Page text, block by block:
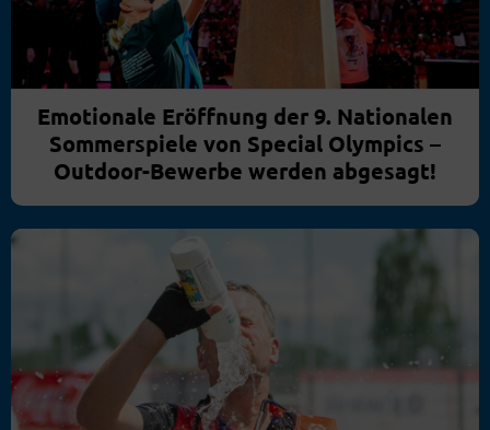
Emotionale Eröffnung der 9. Nationalen
Sommerspiele von Special Olympics –
Outdoor-Bewerbe werden abgesagt!